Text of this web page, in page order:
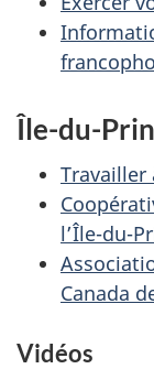
Île-du-
Travailler
l’Île-du-
Canada
Vidéos